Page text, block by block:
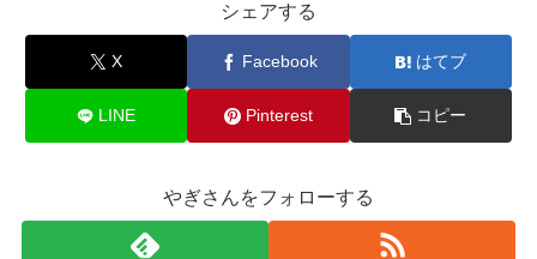
シェアする
X Facebook はてブ
LINE Pinterest コピー
やぎさんをフォローする